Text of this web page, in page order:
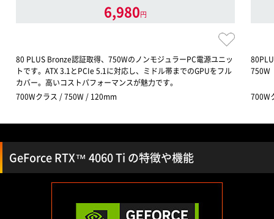
6,980円
80 PLUS Bronze認証取得、750WのノンモジュラーPC電源ユニッ
トです。ATX 3.1とPCIe 5.1に対応し、ミドル帯までのGPUをフル
カバー。高いコストパフォーマンスが魅力です。
700Wクラス / 750W / 120mm
750W
700W
GeForce RTX™ 4060 Ti の特徴や機能